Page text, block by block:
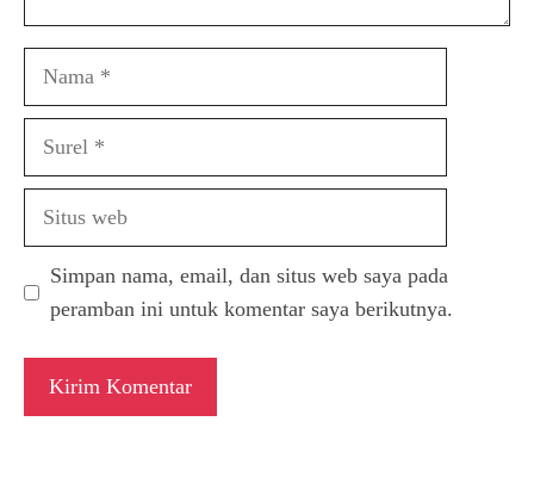
Nama
Surel
Situs
Simpan nama, email, dan situs web saya pada
peramban ini untuk komentar saya berikutnya.